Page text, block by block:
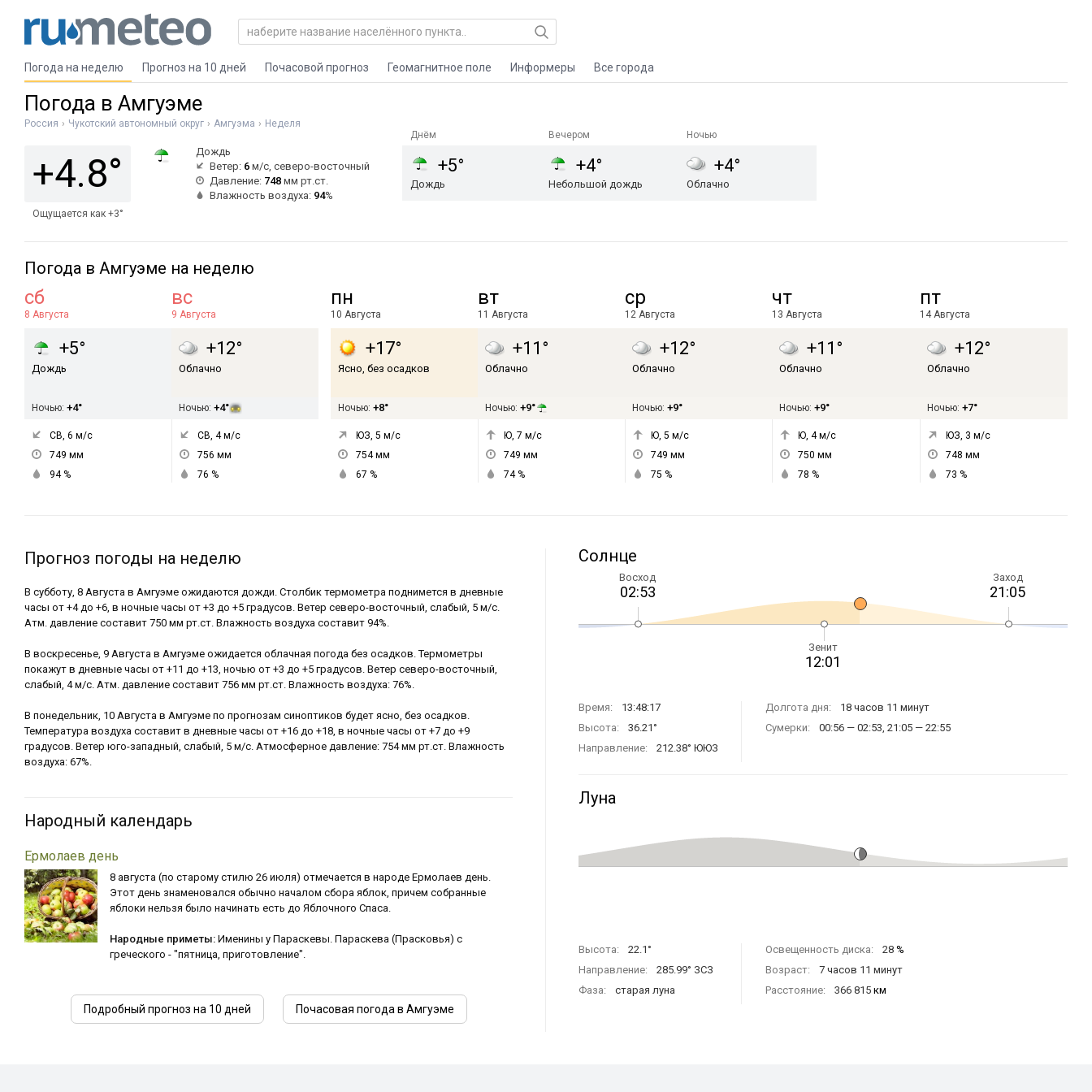
Погода на неделю Прогноз на 10 дней Почасовой прогноз Геомагнитное поле Информеры Все города
Погода в Амгуэме
Россия Чукотский автономный округ Амгуэма Неделя
+4.8°
Ощущается как +3°
Дождь
Ветер: 6 м/с, северо-восточный
Давление: 748 мм рт.ст.
Влажность воздуха: 94%
Днём
+5°
Дождь
Вечером
+4°
Небольшой дождь
Ночью
+4°
Облачно
Погода в Амгуэме на неделю
сб
8 Августа
+5°
Дождь
Ночью: +4°
СВ, 6 м/с
749 мм
94%
вс
9 Августа
+12°
Облачно
Ночью: +4°
СВ, 4м/с
756 мм
76 %
пн
10 Августа
+17°
Ясно, без осадков
Ночью: +8°
ЮЗ, 5 м/с
754мм
67 %
вт
11 Августа
+11°
Облачно
Ночью: +9°
Ю, 7 м/с
749 мм
74%
ср
12 Августа
+12°
Облачно
Ночью: +9°
Ю, 5 м/с
749 мм
75 %
чт
13 Августа
+11°
Облачно
Ночью: +9°
Ю, 4м/с
750 мм
78 %
пт
14 Августа
+12°
Облачно
Ночью: +7°
ЮЗ, 3 м/с
748 мм
73 %
Прогноз погоды на неделю
В субботу, 8 Августа в Амгуэме ожидаются дожди. Столбик термометра поднимется в дневные
часы от +4 до +6, в ночные часы от +3 до +5 градусов. Ветер северо-восточный, слабый, 5 м/с.
Атм. давление составит 750 мм рт.ст. Влажность воздуха составит 94%.
В воскресенье, 9 Августа в Амгуэме ожидается облачная погода без осадков. Термометры
покажут в дневные часы от +11 до +13, ночью от +3 до +5 градусов. Ветер северо-восточный,
слабый, 4 м/с. Атм. давление составит 756 мм рт.ст. Влажность воздуха: 76%.
В понедельник, 10 Августа в Амгуэме по прогнозам синоптиков будет ясно, без осадков.
Температура воздуха составит в дневные часы от +16 до +18, в ночные часы от +7 до +9
градусов. Ветер юго-западный, слабый, 5 м/с. Атмосферное давление: 754 мм рт.ст. Влажность
воздуха: 67%.
Народный календарь
Ермолаев день
8 августа (по старому стилю 26 июля) отмечается в народе Ермолаев день.
Этот день знаменовался обычно началом сбора яблок, причем собранные
яблоки нельзя было начинать есть до Яблочного Спаса.
Народные приметы: Именины у Параскевы. Параскева (Прасковья) с
греческого - "пятница, приготовление".
Подробный прогноз на 10 дней Почасовая погода в Амгуэме
Солнце
Восход
02:53
Заход
21:05
Зенит
12:01
Время:
13:48:17
Высота:
36.21°
Направление:
212.38° ЮЮЗ
Долгота дня:
18 часов 11 минут
Сумерки:
00:56 — 02:53, 21:05 — 22:55
Луна
Высота:
22.1°
Направление:
285.99° ЗСЗ
Фаза:
старая луна
Освещенность диска: 28 %
Возраст:
7 часов 11 минут
Расстояние:
366 815 км